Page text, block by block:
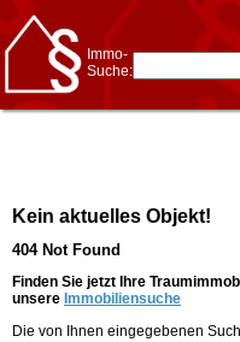
Immo-
Suche:
* Suche verfeinern durch
Kombinieren
Frankfurt/Oder
am Main
Immobiliensuche
nach Kreis
Kein aktuelles Objekt!
404 Not Found
Finden Sie jetzt Ihre
unsere Immobiliensuche
Die von Ihnen eingegebenen